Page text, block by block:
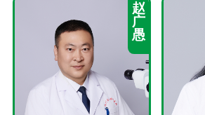
赵
广
愚